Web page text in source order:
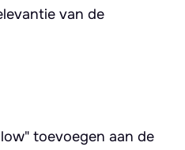
van de
toevoegen aan de